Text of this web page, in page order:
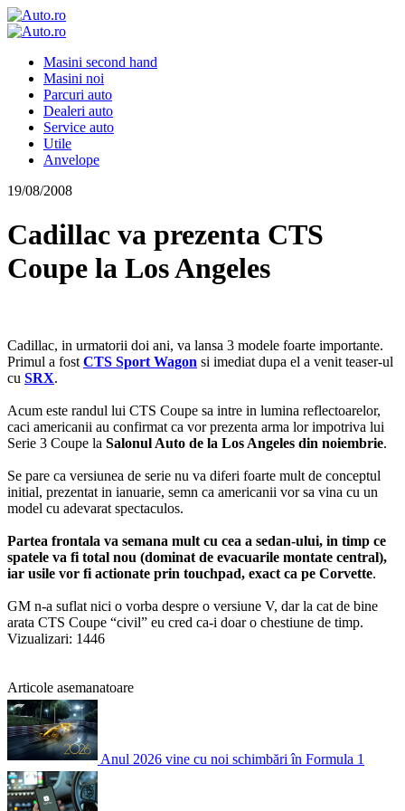
Masini second hand
Masini noi
Parcuri auto
Dealeri auto
Service auto
Utile
Anvelope
19/08/2008
Cadillac va prezenta CTS
Coupe la Los Angeles
Cadillac, in urmatorii doi ani, va lansa 3 modele foarte importante.
Primul a fost CTS Sport Wagon si imediat dupa el a venit teaser-ul
cu SRX.
Acum este randul lui CTS Coupe sa intre in lumina reflectoarelor,
caci americanii au confirmat ca vor prezenta arma lor impotriva lui
Serie 3 Coupe la Salonul Auto de la Los Angeles din noiembrie.
Se pare ca versiunea de serie nu va diferi foarte mult de conceptul
initial, prezentat in ianuarie, semn ca americanii vor sa vina cu un
model cu adevarat spectaculos.
Partea frontala va semana mult cu cea a sedan-ului, in timp ce
spatele va fi total nou (dominat de evacuarile montate central),
iar usile vor fi actionate prin touchpad, exact ca pe Corvette.
GM n-a suflat nici o vorba despre o versiune V, dar la cat de bine
arata CTS Coupe “civil” eu cred ca-i doar o chestiune de timp.
Vizualizari: 1446
Articole asemanatoare
Anul 2026 vine cu noi schimbări în Formula 1